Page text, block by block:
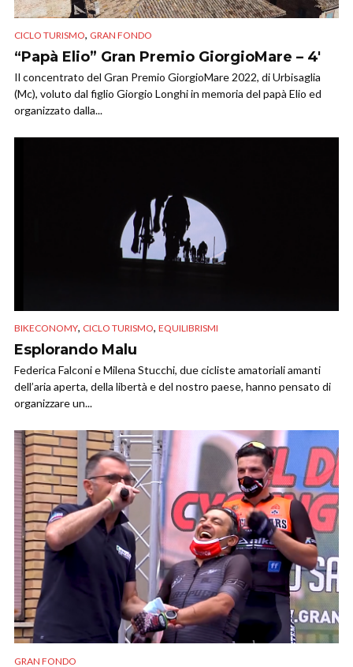
CICLO TURISMO, GRAN FONDO
“Papà Elio” Gran Premio GiorgioMare – 4′
Il concentrato del Gran Premio GiorgioMare 2022, di Urbisaglia
(Mc), voluto dal figlio Giorgio Longhi in memoria del papà Elio ed
organizzato dalla...
BIKECONOMY, CICLO TURISMO, EQUILIBRISMI
Esplorando Malu
Federica Falconi e Milena Stucchi, due cicliste amatoriali amanti
dell’aria aperta, della libertà e del nostro paese, hanno pensato di
organizzare un...
GRAN FONDO